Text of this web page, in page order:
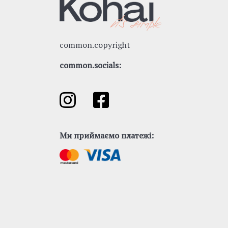
common.copyright
common.socials:
Ми приймаємо платежі: